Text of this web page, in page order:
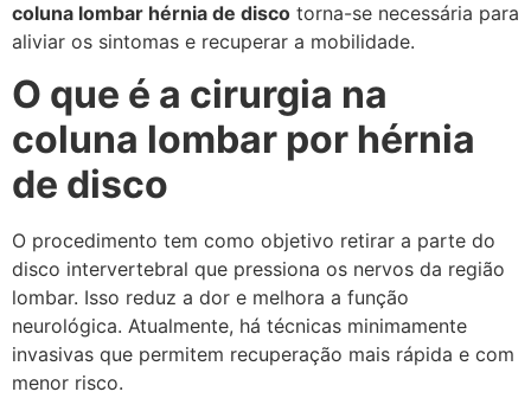
coluna lombar hérnia de disco torna-se necessária para
aliviar os sintomas e recuperar a mobilidade.
O que é a cirurgia na
coluna lombar por hérnia
de disco
O procedimento tem como objetivo retirar a parte do
disco intervertebral que pressiona os nervos da região
lombar. Isso reduz a dor e melhora a função
neurológica. Atualmente, há técnicas minimamente
invasivas que permitem recuperação mais rápida e com
menor risco.